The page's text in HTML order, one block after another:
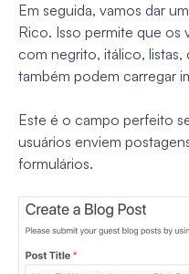
Em seguida, vamos dar
Rico. Isso permite que os
com negrito, itálico, listas,
também podem carregar
Este é o campo perfeito
usuários enviem
formulários.